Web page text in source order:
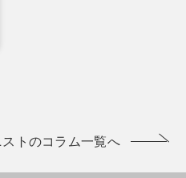
トのコラム一覧へ